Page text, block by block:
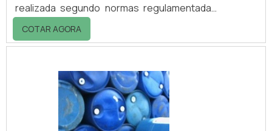
realizada segundo normas regulamentadas
pela ABNT, que determina a oxidação destes,
expostos à altas temperaturas, a fim de
recuperar substâncias ou materiais.É
importante levar em consideração, que a
incineração de resíduos não é a simples
queima desse material, já que há uma série
COTAR AGORA